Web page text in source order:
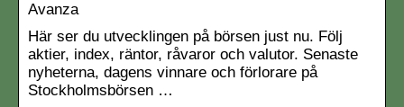
Avanza
Här ser du utvecklingen på börsen just nu. Följ
aktier, index, räntor, råvaror och valutor. Senaste
nyheterna, dagens vinnare och förlorare på
Stockholmsbörsen …